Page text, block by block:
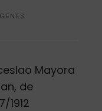
Mayora
de
1912